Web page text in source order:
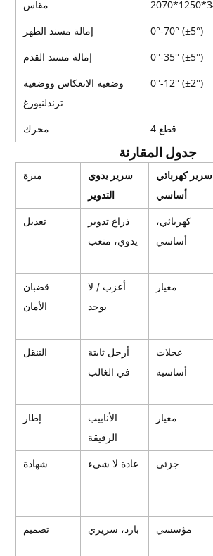
مقاس
إمالة مسند الظهر
0°-70° (±5°)
إمالة مسند القدم
0°-35° (±5°)
وضعية الانعكاس ووضعية
0°-12° (±2°)
محرك 4 قطع
جدول المقارنة
ميزة
سرير يدوي
التدوير
سرير كهربائي
أساسي
تعديل
ذراع تدوير
يدوي، متعب
كهربائي،
أساسي
قضبان
الأمان
أعزب / لا
يوجد
معيار
التنقل
أرجل ثابتة
في الغالب
عجلات
أساسية
إطار
الأنابيب
الرقيقة
معيار
شهادة عادة لا شيء جزئي
تصميم بارد، سريري مؤسسي